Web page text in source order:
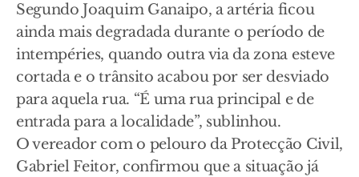
Segundo Joaquim Ganaipo, a artéria ficou
ainda mais degradada durante o período de
intempéries, quando outra via da zona esteve
cortada e o trânsito acabou por ser desviado
para aquela rua. “É uma rua principal e de
entrada para a localidade”, sublinhou.
O vereador com o pelouro da Protecção Civil,
Gabriel Feitor, confirmou que a situação já